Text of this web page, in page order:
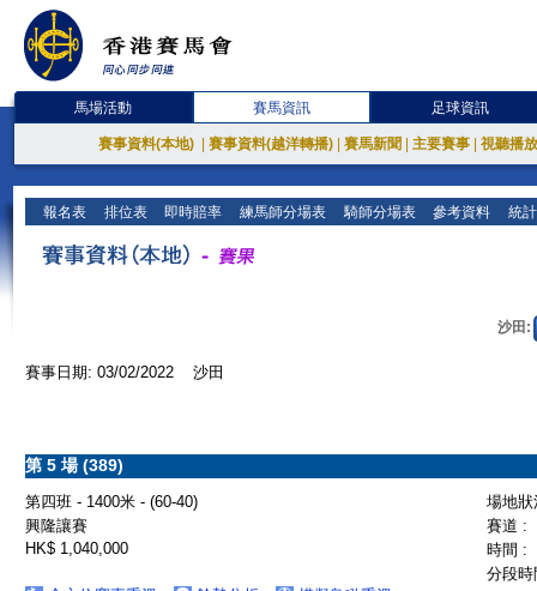
馬場活動 賽馬資訊 足球資訊
賽事資料(本地) 賽事資料(越洋轉播) 賽馬新聞 主要賽事 視聽播
報名表 排位表 即時賠率 練馬師分場表 騎師分場表 參考資料 統
沙田:
賽事日期: 03/02/2022 沙田
第 5 場 (389)
第四班 - 1400米 - (60-40)
場地
興隆讓賽
賽道 :
HK$ 1,040,000
時間 :
分段